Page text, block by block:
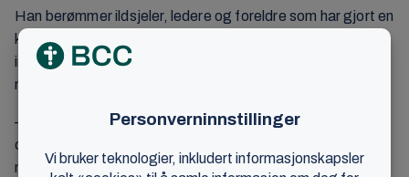
Han berømmer ildsjeler, ledere og foreldre som har gjort en
kjempejobb med å planlegge de lokale campene, og er
imponert over kreativiteten og bredden i det de får til
mange steder.
– Mange drar på tur, noen klubber låner hverandres lokaler,
og skaper fantastiske opplevelser med det de har av
muligheter. Vi har for eksempel ungdomsklubber som har